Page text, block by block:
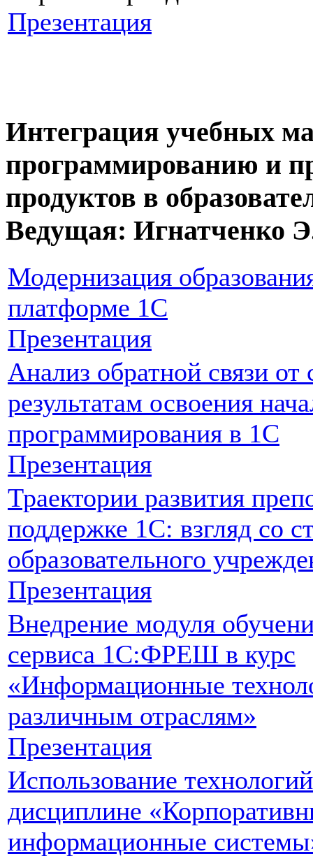
Презентация
Интеграция учебных
программированию и
продуктов в
Ведущая: Игнатченко
Модернизация
платформе 1С
Презентация
Анализ обратной связи от
результатам освоения
программирования в 1С
Презентация
Траектории развития
поддержке 1С: взгляд со
образовательного
Презентация
Внедрение модуля
сервиса 1С:ФРЕШ в курс
«Информационные
различным отраслям»
Презентация
Использование
дисциплине
информационные